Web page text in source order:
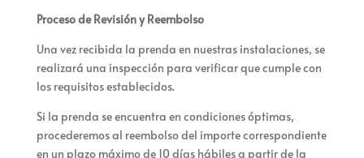
Proceso de Revisión y Reembolso
Una vez recibida la prenda en nuestras instalaciones, se
realizará una inspección para verificar que cumple con
los requisitos establecidos.
Si la prenda se encuentra en condiciones óptimas,
procederemos al reembolso del importe correspondiente
en un plazo máximo de 10 días hábiles a partir de la